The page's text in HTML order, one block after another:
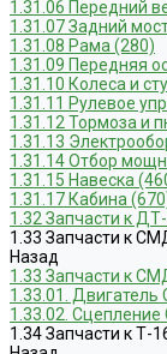
1.31.06 Передний
1.31.07 Задний
1.31.08 Рама (280)
1.31.09 Передняя
1.31.10 Колеса и
1.31.11 Рулевое
1.31.12 Тормоза и
1.31.13
1.31.14 Отбор
1.31.15 Навеска
1.31.17 Кабина
1.32 Запчасти к
1.33 Запчасти к
Назад
1.33 Запчасти к
1.33.01.
1.33.02.
1.34 Запчасти к Т-